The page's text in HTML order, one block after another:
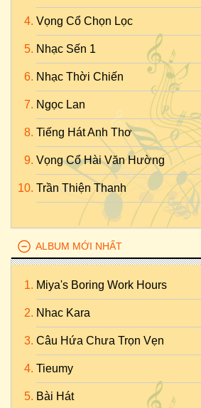
Vọng Cổ Chọn Lọc
Nhạc Sến 1
Nhạc Thời Chiến
Ngọc Lan
Tiếng Hát Anh Thơ
Vọng Cổ Hài Văn Hường
Trần Thiện Thanh
ALBUM MỚI NHẤT
Miya's Boring Work Hours
Nhac Kara
Câu Hứa Chưa Trọn Vẹn
Tieumy
Bài Hát